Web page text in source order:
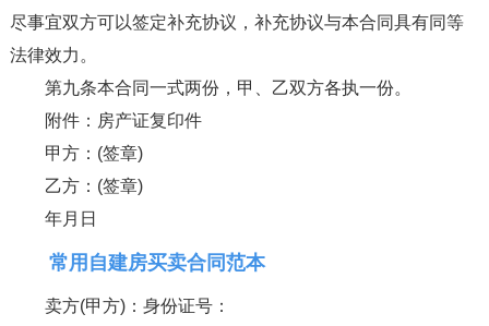
尽事宜双方可以签定补充协议，补充协议与本合同具有同等
法律效力。
第九条本合同一式两份，甲、乙双方各执一份。
附件：房产证复印件
甲方：(签章)
乙方：(签章)
年月日
常用自建房买卖合同范本
卖方(甲方)：身份证号：